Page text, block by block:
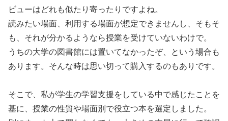
ビューはどれも似たり寄ったりですよね。
読みたい場面、利用する場面が想定できませんし、そもそ
も、それが分かるようなら授業を受けていないわけで。
うちの大学の図書館には置いてなかったぞ、という場合も
あります。そんな時は思い切って購入するのもありです。
そこで、私が学生の学習支援をしている中で感じたことを
基に、授業の性質や場面別で役立つ本を選定しました。